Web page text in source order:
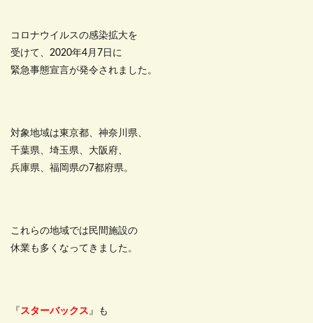
コロナウイルスの感染拡大を
受けて、2020年4月7日に
緊急事態宣言が発令されました。
対象地域は東京都、神奈川県、
千葉県、埼玉県、大阪府、
兵庫県、福岡県の7都府県。
これらの地域では民間施設の
休業も多くなってきました。
『 スターバックス』も